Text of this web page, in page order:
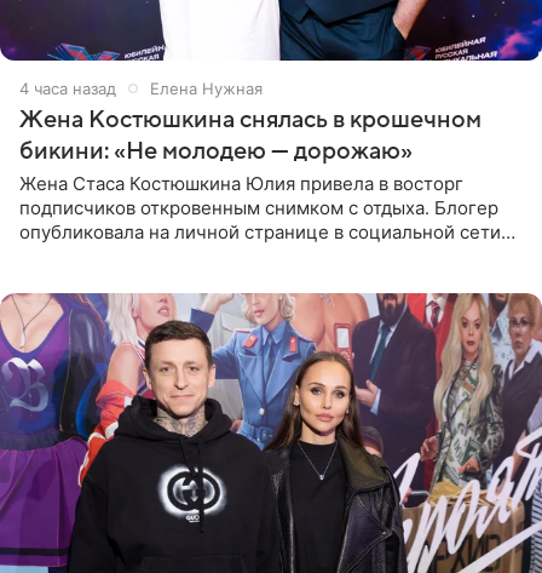
4 часа назад Елена Нужная
Жена Костюшкина снялась в крошечном
бикини: «Не молодею — дорожаю»
Жена Стаса Костюшкина Юлия привела в восторг
подписчиков откровенным снимком с отдыха. Блогер
опубликовала на личной странице в социальной сети